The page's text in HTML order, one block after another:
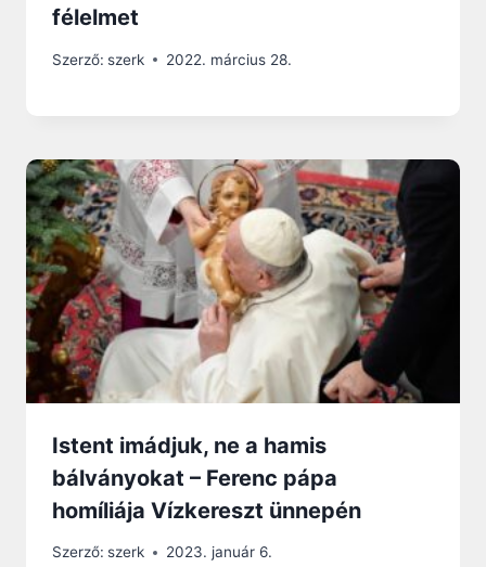
félelmet
Szerző: szerk 2022. március 28.
Istent imádjuk, ne a hamis
bálványokat – Ferenc pápa
homíliája Vízkereszt ünnepén
Szerző: szerk 2023. január 6.